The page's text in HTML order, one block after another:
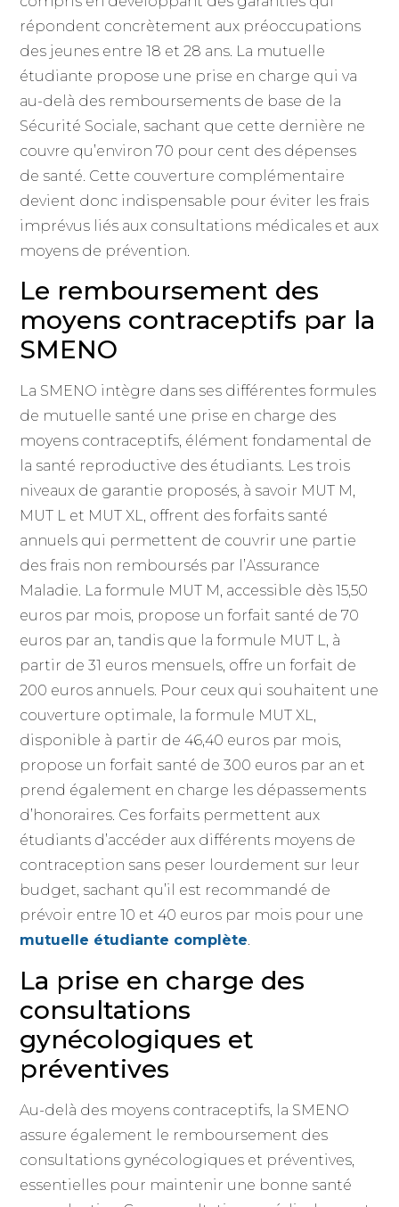
répondent concrètement aux préoccupations
des jeunes entre 18 et 28 ans. La mutuelle
étudiante propose une prise en charge qui va
au-delà des remboursements de base de la
Sécurité Sociale, sachant que cette dernière ne
couvre qu’environ 70 pour cent des dépenses
de santé. Cette couverture complémentaire
devient donc indispensable pour éviter les frais
imprévus liés aux consultations médicales et aux
moyens de prévention.
Le remboursement des
moyens contraceptifs par la
SMENO
La SMENO intègre dans ses différentes formules
de mutuelle santé une prise en charge des
moyens contraceptifs, élément fondamental de
la santé reproductive des étudiants. Les trois
niveaux de garantie proposés, à savoir MUT M,
MUT L et MUT XL, offrent des forfaits santé
annuels qui permettent de couvrir une partie
des frais non remboursés par l’Assurance
Maladie. La formule MUT M, accessible dès 15,50
euros par mois, propose un forfait santé de 70
euros par an, tandis que la formule MUT L, à
partir de 31 euros mensuels, offre un forfait de
200 euros annuels. Pour ceux qui souhaitent une
couverture optimale, la formule MUT XL,
disponible à partir de 46,40 euros par mois,
propose un forfait santé de 300 euros par an et
prend également en charge les dépassements
d’honoraires. Ces forfaits permettent aux
étudiants d’accéder aux différents moyens de
contraception sans peser lourdement sur leur
budget, sachant qu’il est recommandé de
prévoir entre 10 et 40 euros par mois pour une
mutuelle étudiante complète.
La prise en charge des
consultations
gynécologiques et
préventives
Au-delà des moyens contraceptifs, la SMENO
assure également le remboursement des
consultations gynécologiques et préventives,
essentielles pour maintenir une bonne santé